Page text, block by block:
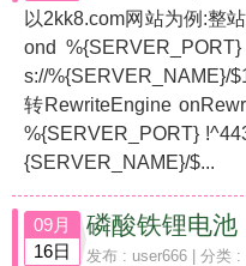
以2kk8.com网站为例:整
ond
s://%{SERVER_NAME}/
转RewriteEngine
%{SERVER_PORT}
{SERVER_NAME}/$...
09月
16日
磷酸铁锂电池
发布 : user666 | 分类 :